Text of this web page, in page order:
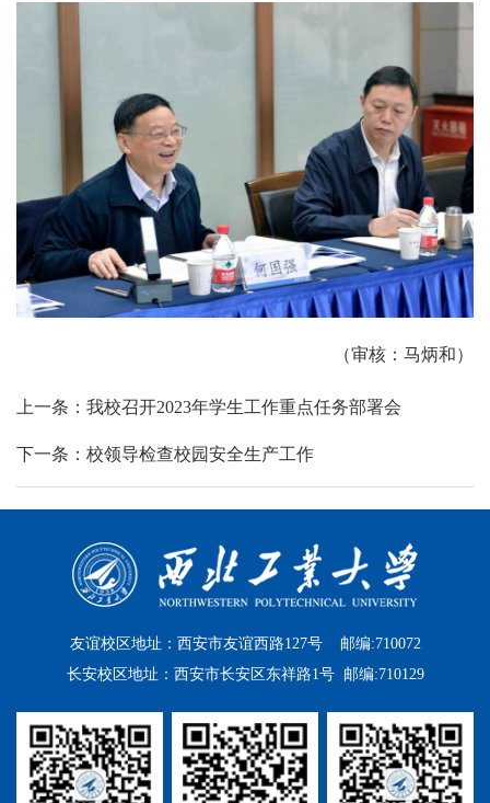
（审核：马炳和）
上一条：我校召开2023年学生工作重点任务部署会
下一条：校领导检查校园安全生产工作
友谊校区地址：西安市友谊西路127号 邮编:710072
长安校区地址：西安市长安区东祥路1号 邮编:710129